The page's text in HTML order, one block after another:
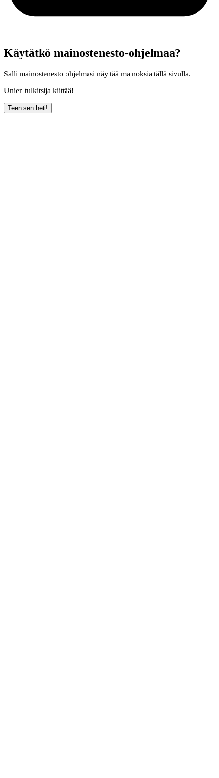
Käytätkö mainostenesto-ohjelmaa?
Salli mainostenesto-ohjelmasi näyttää mainoksia tällä sivulla.
Unien tulkitsija kiittää!
Teen sen heti!